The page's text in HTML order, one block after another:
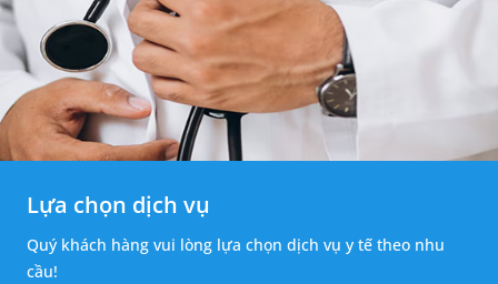
Lựa chọn dịch vụ
Quý khách hàng vui lòng lựa chọn dịch vụ y tế theo nhu
cầu!